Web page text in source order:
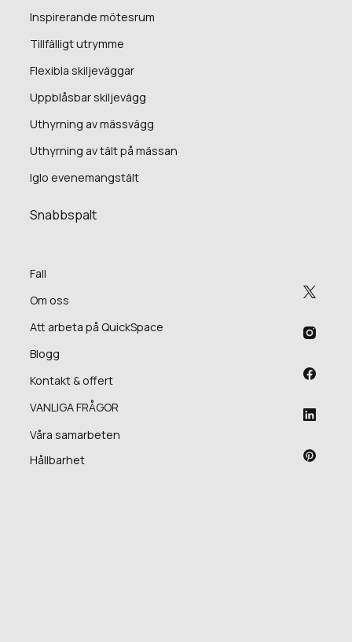
Snabbspalt
Fall
Om oss
Att arbeta på QuickSpace
Blogg
Kontakt & offert
VANLIGA FRÅGOR
Våra samarbeten
Hållbarhet
Inspirerande mötesrum
Tillfälligt utrymme
Flexibla skiljeväggar
Uppblåsbar skiljevägg
Uthyrning av mässvägg
Uthyrning av tält på mässan
Iglo evenemangstält